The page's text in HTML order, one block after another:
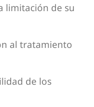
limitación de su
al tratamiento
de los